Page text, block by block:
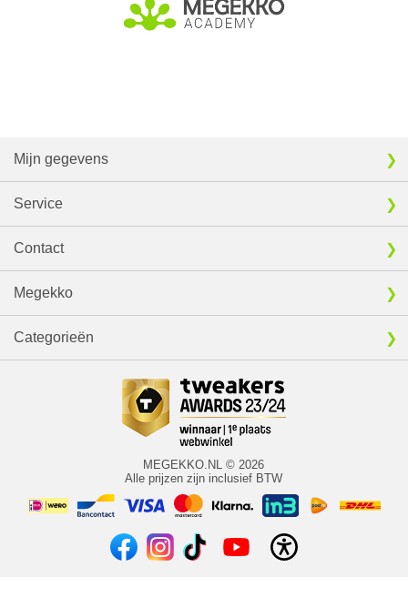
Mijn gegevens
Service
Contact
Megekko
Categorieën
MEGEKKO.NL © 2026
Alle prijzen zijn inclusief BTW